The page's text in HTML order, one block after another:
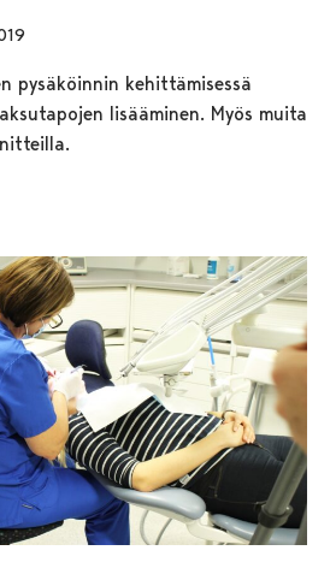
pysäköinnin kehittämisessä
lisääminen. Myös muita